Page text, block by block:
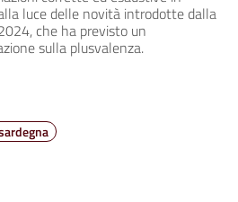
luce delle novità introdotte dalla
che ha previsto un
sulla plusvalenza.